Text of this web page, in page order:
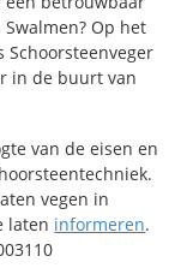
Op het
Schoorsteenveger
in de buurt van
van de eisen en
vegen in
laten informeren.